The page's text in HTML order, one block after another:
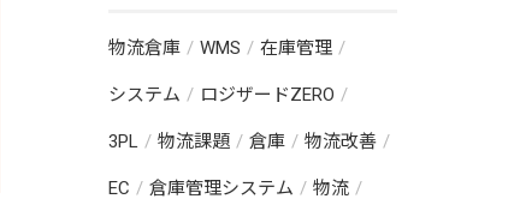
物流倉庫 WMS 在庫管理
システム ロジザードZERO
3PL 物流課題 倉庫 物流改善
EC 倉庫管理システム 物流